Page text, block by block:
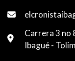
Carrera 3 no
Ibagué -